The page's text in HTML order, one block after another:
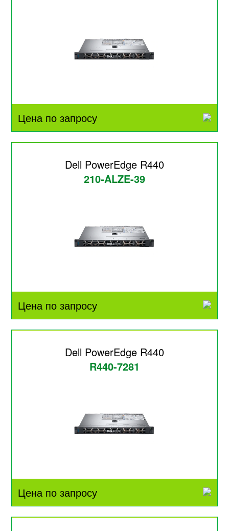
Цена по запросу
Dell PowerEdge R440
210-ALZE-39
Цена по запросу
Dell PowerEdge R440
R440-7281
Цена по запросу